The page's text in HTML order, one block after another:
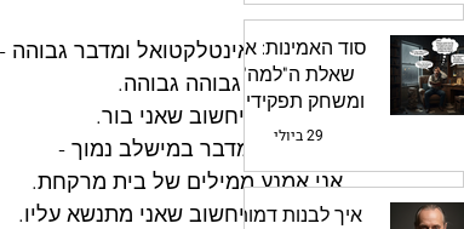
אם האדם אינטלקטואל ומדבר גבוהה -
אדבר איתו גבוהה גבוהה.
אחרת הוא יחשוב שאני בור.
אם האדם מדבר במישלב נמוך -
אני אמנע ממילים של בית מרקחת.
אחרת הוא יחשוב שאני מתנשא עליו.
סוד האמינות: איך
שאלת ה"למה"
ומשחק תפקידים
יהפכו את הדמויות
29 ביולי
איך לבנות דמות